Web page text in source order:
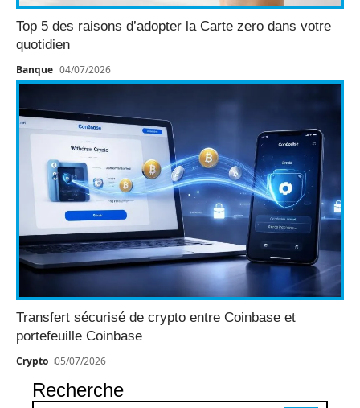
Top 5 des raisons d’adopter la Carte zero dans votre
quotidien
Banque 04/07/2026
Transfert sécurisé de crypto entre Coinbase et
portefeuille Coinbase
Crypto 05/07/2026
Recherche